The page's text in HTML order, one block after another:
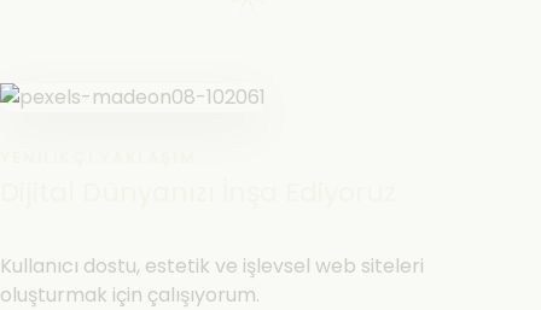
Kullanıcı dostu, estetik ve işlevsel web siteleri
oluşturmak için çalışıyorum.